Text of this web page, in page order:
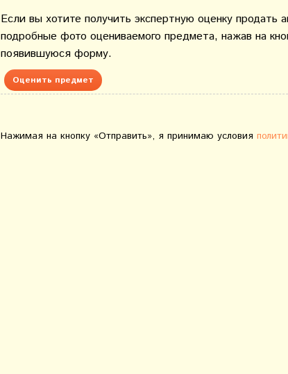
Если вы хотите получить экспертную оценку продать
подробные фото оцениваемого предмета, нажав на
появившуюся форму.
Оценить предмет
Нажимая на кнопку «Отправить», я принимаю условия